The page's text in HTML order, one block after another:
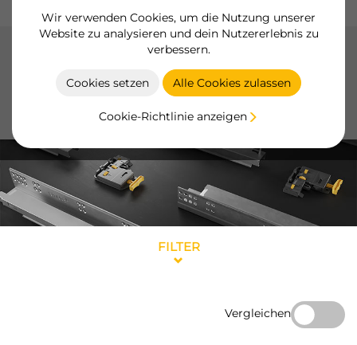
Wir verwenden Cookies, um die Nutzung unserer
Website zu analysieren und dein Nutzererlebnis zu
verbessern.
Cookies setzen Alle Cookies zulassen
Cookie-Richtlinie anzeigen
Führungssysteme
Schubladenführungen von Emuca, langlebig und
Hergestellt aus hochwertigem Stahl und Aluminium.
FILTER
Vergleichen